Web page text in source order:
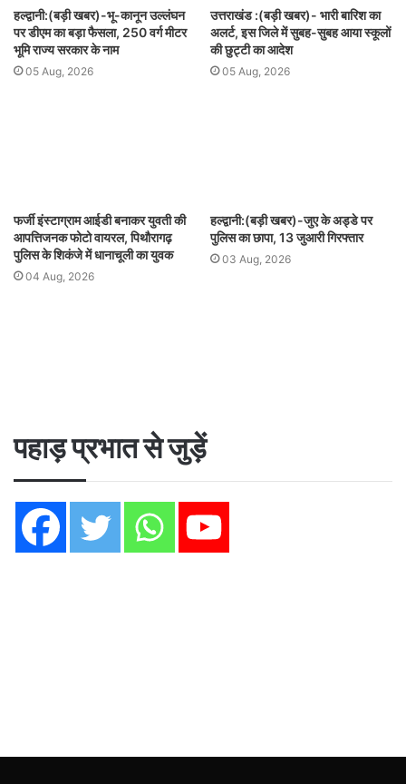
हल्द्वानी:(बड़ी खबर)-भू-कानून उल्लंघन
पर डीएम का बड़ा फैसला, 250 वर्ग मीटर
भूमि राज्य सरकार के नाम
05 Aug, 2026
उत्तराखंड :(बड़ी खबर)- भारी बारिश का
अलर्ट, इस जिले में सुबह-सुबह आया स्कूलों
की छुट्टी का आदेश
05 Aug, 2026
फर्जी इंस्टाग्राम आईडी बनाकर युवती की
आपत्तिजनक फोटो वायरल, पिथौरागढ़
पुलिस के शिकंजे में धानाचूली का युवक
04 Aug, 2026
हल्द्वानी:(बड़ी खबर)-जुए के अड्डे पर
पुलिस का छापा, 13 जुआरी गिरफ्तार
03 Aug, 2026
पहाड़ प्रभात से जुड़ें